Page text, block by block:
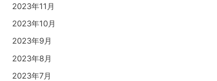
2023年11月
2023年10月
2023年9月
2023年8月
2023年7月